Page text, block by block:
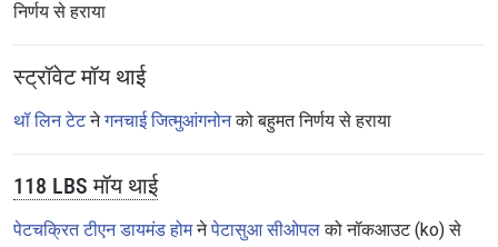
निर्णय से हराया
स्ट्रॉवेट मॉय थाई
थॉ लिन टेटनेगनचाई जित्मुआंगनोनको बहुमत निर्णय से हराया
118 LBS मॉय थाई
पेटचक्रित टीएन डायमंड होमनेपेटासुआ सीओपलको नॉकआउट (ko) से